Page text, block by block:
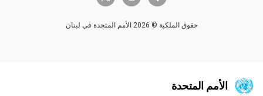
حقوق الملكية © 2026 الأمم المتحدة في لبنان
الأمم المتحدة